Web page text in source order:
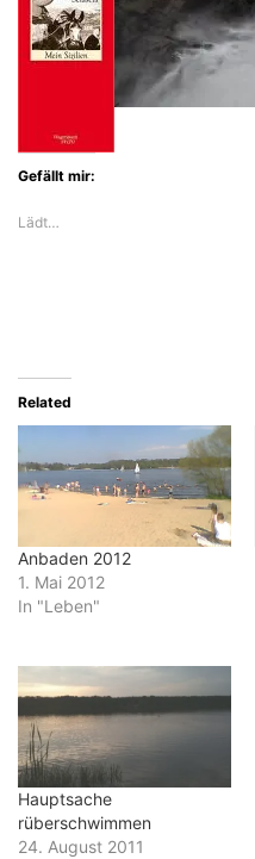
Gefällt mir:
Lädt…
Related
Anbaden 2012
1. Mai 2012
In "Leben"
Hauptsache
rüberschwimmen
24. August 2011